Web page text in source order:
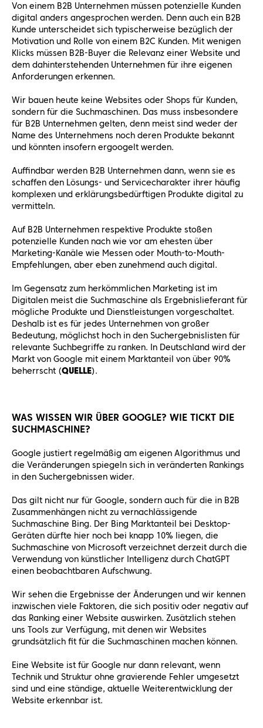
Von einem B2B Unternehmen müssen potenzielle Kunden
digital anders angesprochen werden. Denn auch ein B2B
Kunde unterscheidet sich typischerweise bezüglich der
Motivation und Rolle von einem B2C Kunden. Mit wenigen
Klicks müssen B2B-Buyer die Relevanz einer Website und
dem dahinterstehenden Unternehmen für ihre eigenen
Anforderungen erkennen.
Wir bauen heute keine Websites oder Shops für Kunden,
sondern für die Suchmaschinen. Das muss insbesondere
für B2B Unternehmen gelten, denn meist sind weder der
Name des Unternehmens noch deren Produkte bekannt
und könnten insofern ergoogelt werden.
Auffindbar werden B2B Unternehmen dann, wenn sie es
schaffen den Lösungs- und Servicecharakter ihrer häufig
komplexen und erklärungsbedürftigen Produkte digital zu
vermitteln.
Auf B2B Unternehmen respektive Produkte stoßen
potenzielle Kunden nach wie vor am ehesten über
Marketing-Kanäle wie Messen oder Mouth-to-Mouth-
Empfehlungen, aber eben zunehmend auch digital.
Im Gegensatz zum herkömmlichen Marketing ist im
Digitalen meist die Suchmaschine als Ergebnislieferant für
mögliche Produkte und Dienstleistungen vorgeschaltet.
Deshalb ist es für jedes Unternehmen von großer
Bedeutung, möglichst hoch in den Suchergebnislisten für
relevante Suchbegriffe zu ranken. In Deutschland wird der
Markt von Google mit einem Marktanteil von über 90%
beherrscht (QUELLE).
WAS WISSEN WIR ÜBER GOOGLE? WIE TICKT DIE
SUCHMASCHINE?
Google justiert regelmäßig am eigenen Algorithmus und
die Veränderungen spiegeln sich in veränderten Rankings
in den Suchergebnissen wider.
Das gilt nicht nur für Google, sondern auch für die in B2B
Zusammenhängen nicht zu vernachlässigende
Suchmaschine Bing. Der Bing Marktanteil bei Desktop-
Geräten dürfte hier noch bei knapp 10% liegen, die
Suchmaschine von Microsoft verzeichnet derzeit durch die
Verwendung von künstlicher Intelligenz durch ChatGPT
einen beobachtbaren Aufschwung.
Wir sehen die Ergebnisse der Änderungen und wir kennen
inzwischen viele Faktoren, die sich positiv oder negativ auf
das Ranking einer Website auswirken. Zusätzlich stehen
uns Tools zur Verfügung, mit denen wir Websites
grundsätzlich fit für die Suchmaschinen machen können.
Eine Website ist für Google nur dann relevant, wenn
Technik und Struktur ohne gravierende Fehler umgesetzt
sind und eine ständige, aktuelle Weiterentwicklung der
Website erkennbar ist.